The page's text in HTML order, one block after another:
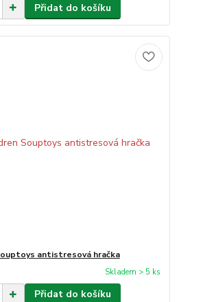
Přidat do košíku
antistresová hračka
Skladem > 5 ks
Přidat do košíku